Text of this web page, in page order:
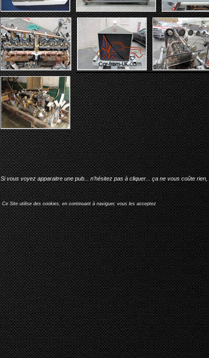
Si vous voyez apparaitre une pub... n'hésitez pas à cliquer... ça ne vous coûte
Ce Site utilise des cookies, en continuant à naviguer, vous les acceptez